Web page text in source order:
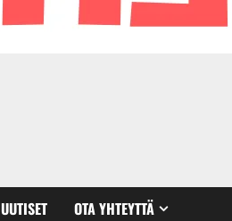
UUTISET OTA YHTEYTTÄ